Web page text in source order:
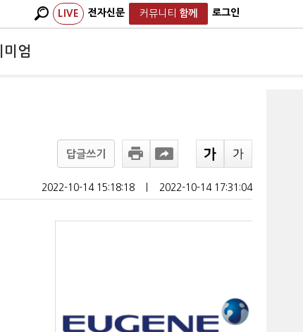
LIVE 전자신문 커뮤니티 함께 로그인
미엄
답글쓰기
2022-10-14 15:18:18 2022-10-14 17:31:04